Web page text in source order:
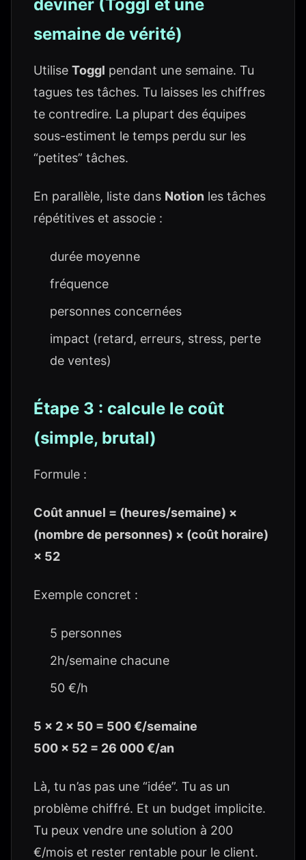
deviner (Toggl et une
semaine de vérité)
Utilise Toggl pendant une semaine. Tu
tagues tes tâches. Tu laisses les chiffres
te contredire. La plupart des équipes
sous-estiment le temps perdu sur les
“petites” tâches.
En parallèle, liste dans Notion les tâches
répétitives et associe :
durée moyenne
fréquence
personnes concernées
impact (retard, erreurs, stress, perte
de ventes)
Étape 3 : calcule le coût
(simple, brutal)
Formule :
Coût annuel = (heures/semaine) ×
(nombre de personnes) × (coût horaire)
× 52
Exemple concret :
5 personnes
2h/semaine chacune
50 €/h
5 × 2 × 50 = 500 €/semaine
500 × 52 = 26 000 €/an
Là, tu n’as pas une “idée”. Tu as un
problème chiffré. Et un budget implicite.
Tu peux vendre une solution à 200
€/mois et rester rentable pour le client.